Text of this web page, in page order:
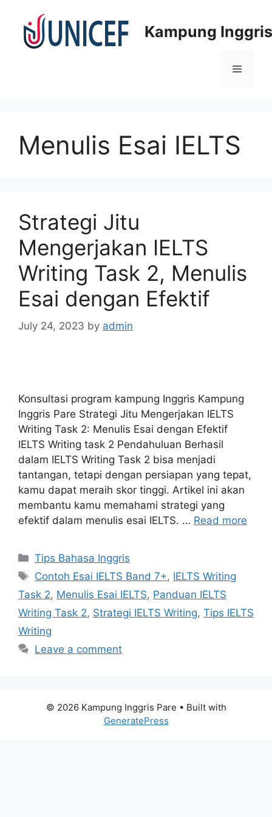
content
Kampung
Menu
Menulis Esai IELTS
Strategi Jitu
Mengerjakan IELTS
Writing Task 2, Menulis
Esai dengan Efektif
July 24, 2023 by admin
Konsultasi program kampung Inggris Kampung
Inggris Pare Strategi Jitu Mengerjakan IELTS
Writing Task 2: Menulis Esai dengan Efektif
IELTS Writing task 2 Pendahuluan Berhasil
dalam IELTS Writing Task 2 bisa menjadi
tantangan, tetapi dengan persiapan yang tepat,
kamu dapat meraih skor tinggi. Artikel ini akan
membantu kamu memahami strategi yang
efektif dalam menulis esai IELTS. … Read more
Categories
Tips Bahasa Inggris
Tags
Contoh Esai IELTS Band 7+, IELTS Writing
Task 2, Menulis Esai IELTS, Panduan IELTS
Writing Task 2, Strategi IELTS Writing, Tips IELTS
Writing
Leave a comment
© 2026 Kampung Inggris Pare • Built with
GeneratePress